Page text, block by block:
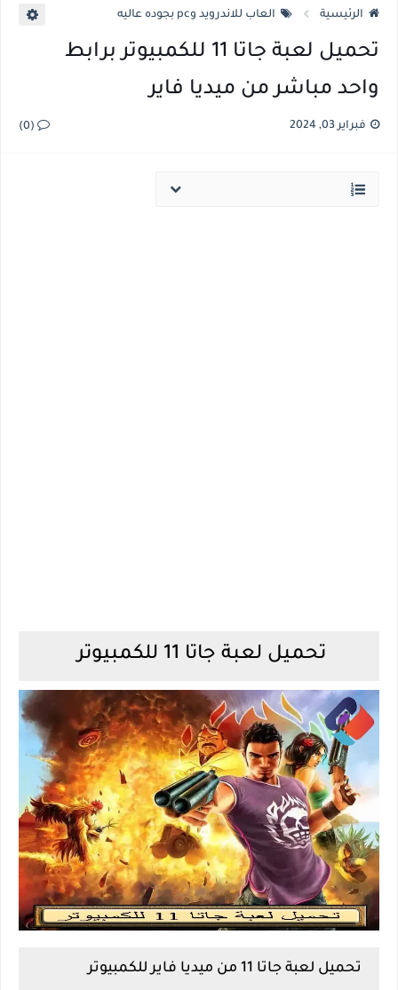
الرئيسية العاب للاندرويد وpc بجوده عاليه
تحميل لعبة جاتا 11 للكمبيوتر برابط
واحد مباشر من ميديا فاير
فبراير 03, 2024 (0)
تحميل لعبة جاتا 11 للكمبيوتر
تحميل لعبة جاتا 11 من ميديا فاير للكمبيوتر